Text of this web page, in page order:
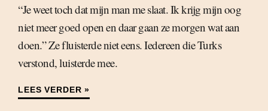
“Je weet toch dat mijn man me slaat. Ik krijg mijn oog
niet meer goed open en daar gaan ze morgen wat aan
doen.” Ze fluisterde niet eens. Iedereen die Turks
verstond, luisterde mee.
LEES VERDER »